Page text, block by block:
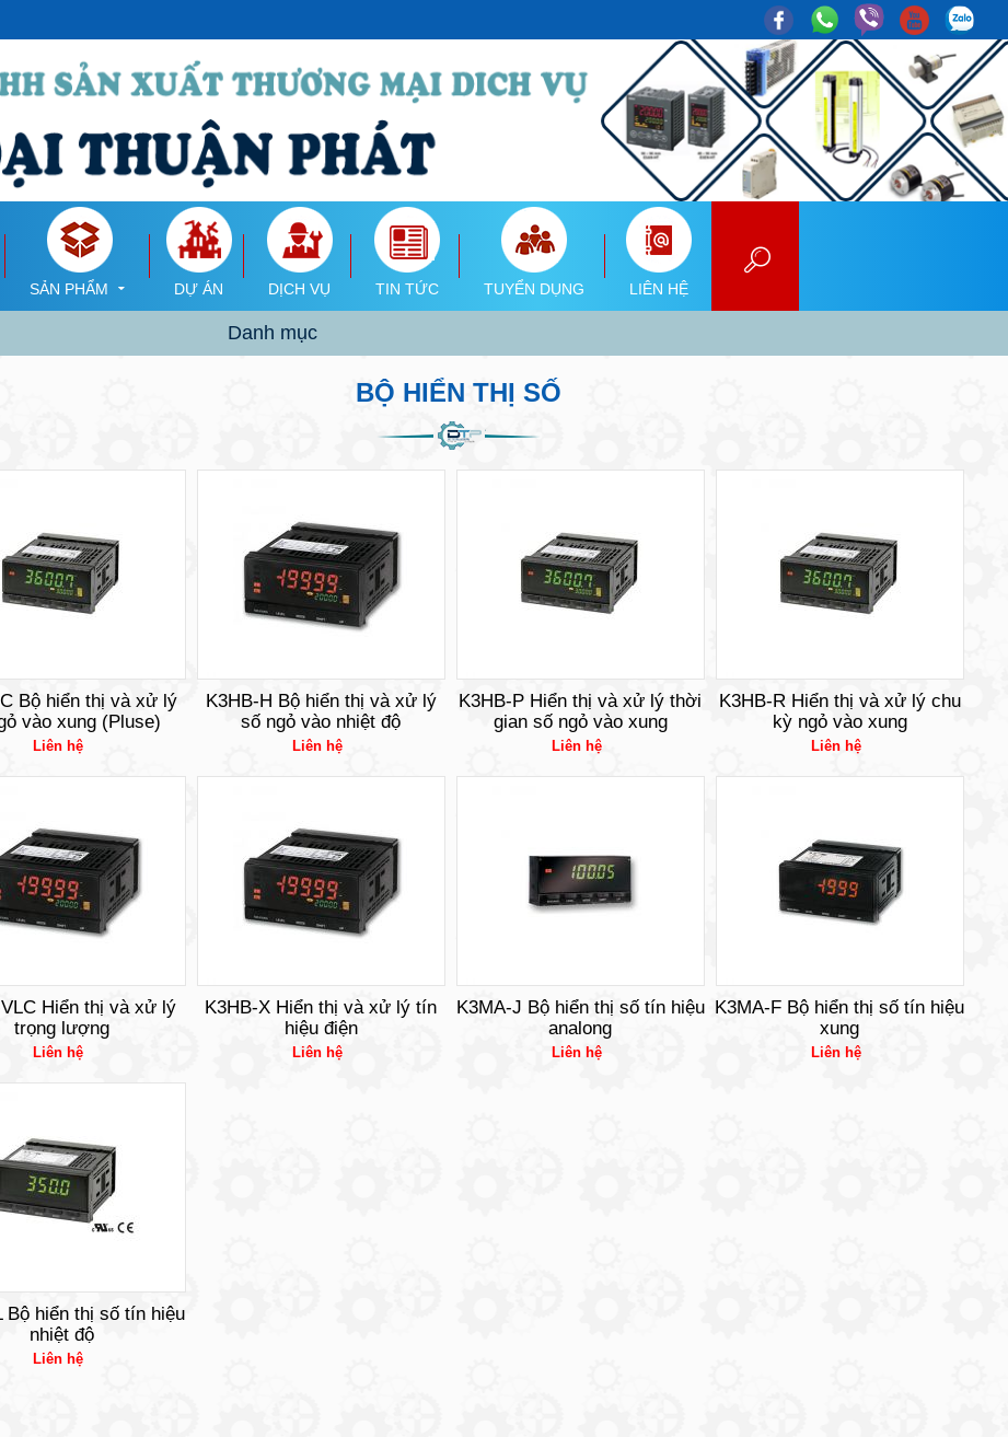
SẢN PHẨM DỰ ÁN DỊCH VỤ TIN TỨC TUYỂN DỤNG LIÊN HỆ
Danh mục
BỘ HIỂN THỊ SỐ
Bộ hiển thị và xử lý
vào xung (Pluse)
Liên hệ
K3HB-H Bộ hiển thị và xử lý
số ngỏ vào nhiệt độ
Liên hệ
K3HB-P Hiển thị và xử lý thời
gian số ngỏ vào xung
Liên hệ
K3HB-R Hiển thị và xử lý chu
kỳ ngỏ vào xung
Liên hệ
Hiển thị và xử lý
trọng lượng
Liên hệ
K3HB-X Hiển thị và xử lý tín
hiệu điện
Liên hệ
K3MA-J Bộ hiển thị số tín hiệu
analong
Liên hệ
K3MA-F Bộ hiển thị số tín hiệu
xung
Liên hệ
Bộ hiển thị số tín hiệu
nhiệt độ
Liên hệ